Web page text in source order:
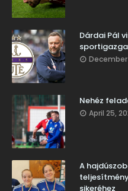
Dárdai Pál
December
Nehéz
April 25,
A
sikeréhez